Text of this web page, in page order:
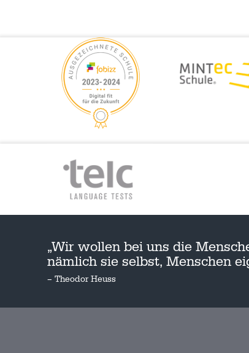
„Wir wollen bei uns die
nämlich sie selbst, Menschen
– Theodor Heuss